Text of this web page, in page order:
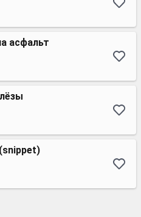
асфальт